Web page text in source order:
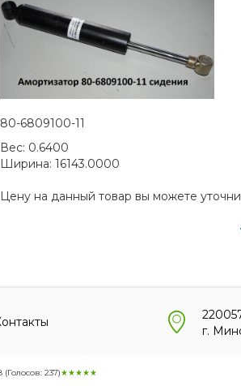
80-6809100-11
Вес: 0.6400
Ширина: 16143.0000
Цену на данный товар вы можете
г.
237)★★★★★